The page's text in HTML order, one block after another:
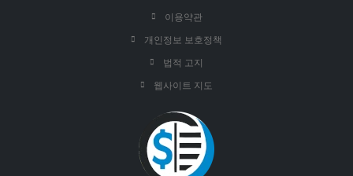
이용약관
개인정보 보호정책
법적 고지
웹사이트 지도